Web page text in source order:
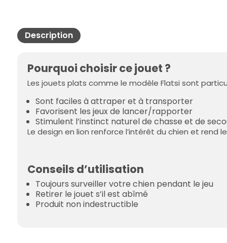
Description
Pourquoi choisir ce jouet ?
Les jouets plats comme le modèle Flatsi sont
Sont faciles à attraper et à transporter
Favorisent les jeux de lancer/rapporter
Stimulent l’instinct naturel de chasse et de
Le design en lion renforce l’intérêt du chien et rend
Conseils d’utilisation
Toujours surveiller votre chien pendant le jeu
Retirer le jouet s’il est abîmé
Produit non indestructible